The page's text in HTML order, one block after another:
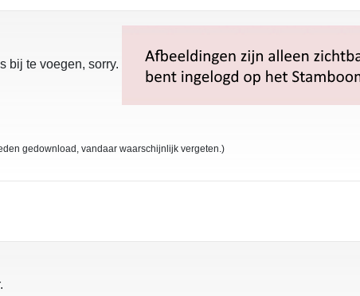
bij te voegen, sorry.
gedownload, vandaar waarschijnlijk vergeten.)